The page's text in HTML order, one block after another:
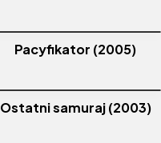
Pacyfikator (2005)
Ostatni samuraj (2003)